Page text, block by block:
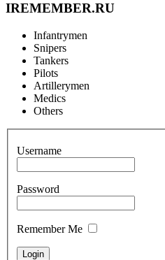
IREMEMBER.RU
Infantrymen
Snipers
Tankers
Pilots
Artillerymen
Medics
Others
Username
Password
Remember Me